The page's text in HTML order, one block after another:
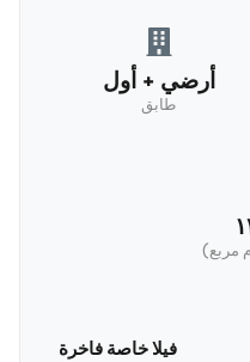
أرضي + أول
طابق
مربع)
فيلا خاصة فاخرة